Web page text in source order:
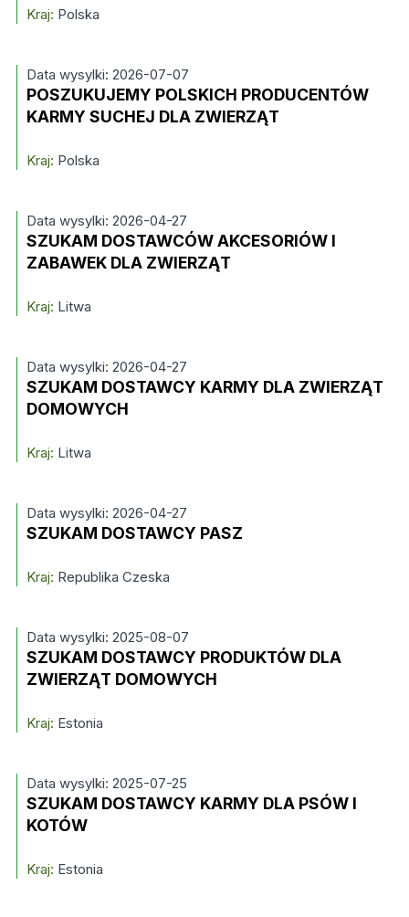
Kraj: Polska
Data wysylki: 2026-07-07
POSZUKUJEMY POLSKICH PRODUCENTÓW
KARMY SUCHEJ DLA ZWIERZĄT
Kraj: Polska
Data wysylki: 2026-04-27
SZUKAM DOSTAWCÓW AKCESORIÓW I
ZABAWEK DLA ZWIERZĄT
Kraj: Litwa
Data wysylki: 2026-04-27
SZUKAM DOSTAWCY KARMY DLA ZWIERZĄT
DOMOWYCH
Kraj: Litwa
Data wysylki: 2026-04-27
SZUKAM DOSTAWCY PASZ
Kraj: Republika Czeska
Data wysylki: 2025-08-07
SZUKAM DOSTAWCY PRODUKTÓW DLA
ZWIERZĄT DOMOWYCH
Kraj: Estonia
Data wysylki: 2025-07-25
SZUKAM DOSTAWCY KARMY DLA PSÓW I
KOTÓW
Kraj: Estonia